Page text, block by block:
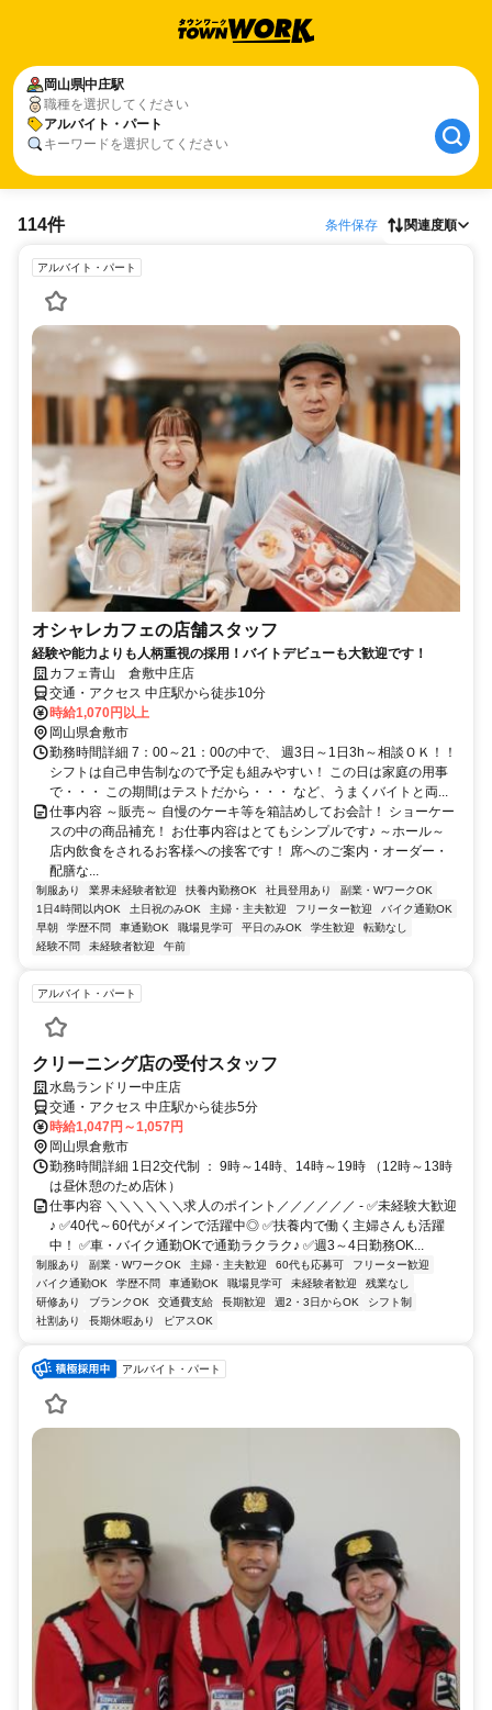
岡山県中庄駅
職種を選択してください
アルバイト・パート
キーワードを選択してください
114件 条件保存 関連度順
アルバイト・パート
オシャレカフェの店舗スタッフ
経験や能力よりも人柄重視の採用！バイトデビューも大歓迎です！
カフェ青山 倉敷中庄店
交通・アクセス 中庄駅から徒歩10分
時給1,070円以上
岡山県倉敷市
勤務時間詳細 7：00～21：00の中で、 週3日～1日3h～相談ＯＫ！！
シフトは自己申告制なので予定も組みやすい！ この日は家庭の用事
で・・・ この期間はテストだから・・・ など、うまくバイトと両...
仕事内容 ～販売～ 自慢のケーキ等を箱詰めしてお会計！ ショーケー
スの中の商品補充！ お仕事内容はとてもシンプルです♪ ～ホール～
店内飲食をされるお客様への接客です！ 席へのご案内・オーダー・
配膳な...
制服あり 業界未経験者歓迎 扶養内勤務OK 社員登用あり
副業・WワークOK
1日4時間以内OK
土日祝のみOK 主婦・主夫歓迎 フリーター歓迎
バイク通勤OK
早朝
学歴不問 車通勤OK 職場見学可 平日のみOK 学生歓迎
転勤なし
経験不問
未経験者歓迎 午前
アルバイト・パート
クリーニング店の受付スタッフ
水島ランドリー中庄店
交通・アクセス 中庄駅から徒歩5分
時給1,047円～1,057円
岡山県倉敷市
勤務時間詳細 1日2交代制 ： 9時～14時、14時～19時 （12時～13時
は昼休憩のため店休）
仕事内容 ＼＼＼＼＼＼求人のポイント／／／／／／ - ✅未経験大歓迎
♪ ✅40代～60代がメインで活躍中◎ ✅扶養内で働く主婦さんも活躍
中！ ✅車・バイク通勤OKで通勤ラクラク♪ ✅週3～4日勤務OK...
制服あり 副業・WワークOK 主婦・主夫歓迎 60代も応募可
フリーター歓迎
バイク通勤OK
学歴不問 車通勤OK 職場見学可 未経験者歓迎
残業なし
研修あり
ブランクOK 交通費支給 長期歓迎 週2・3日からOK
シフト制
社割あり
長期休暇あり ピアスOK
アルバイト・パート